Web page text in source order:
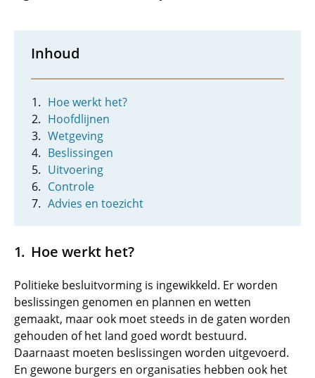
Inhoud
Hoe werkt het?
Hoofdlijnen
Wetgeving
Beslissingen
Uitvoering
Controle
Advies en toezicht
Hoe werkt het?
Politieke besluitvorming is ingewikkeld. Er worden
beslissingen genomen en plannen en wetten
gemaakt, maar ook moet steeds in de gaten worden
gehouden of het land goed wordt bestuurd.
Daarnaast moeten beslissingen worden uitgevoerd.
En gewone burgers en organisaties hebben ook het